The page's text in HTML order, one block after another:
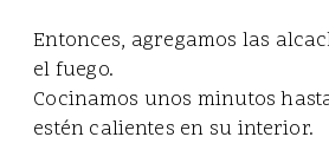
Entonces, agregamos las
el fuego.
Cocinamos unos minutos
estén calientes en su interior.